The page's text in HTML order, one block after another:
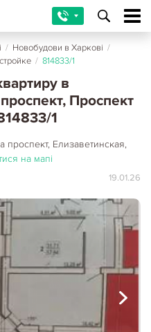
/ Новобудови в Харкові /
/ 814833/1
в
Проспект
1
проспект, Елизаветинская,
на мапі
19.01.26